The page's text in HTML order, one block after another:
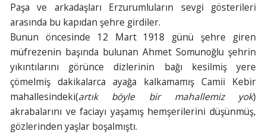
Paşa ve arkadaşları Erzurumluların sevgi gösterileri
arasında bu kapıdan şehre girdiler.
Bunun öncesinde 12 Mart 1918 günü şehre giren
müfrezenin başında bulunan Ahmet Somunoğlu şehrin
yıkıntılarını görünce dizlerinin bağı kesilmiş yere
çömelmiş dakikalarca ayağa kalkamamış Camii Kebir
mahallesindeki(artık böyle bir mahallemiz yok)
akrabalarını ve faciayı yaşamış hemşerilerini düşünmüş,
gözlerinden yaşlar boşalmıştı.